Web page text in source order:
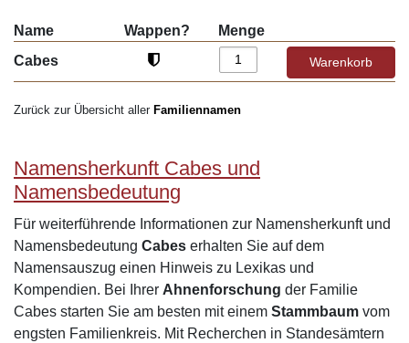
Name Wappen?
Menge
Cabes
Zurück zur Übersicht aller Familiennamen
Namensherkunft Cabes und
Namensbedeutung
Für weiterführende Informationen zur Namensherkunft und
Namensbedeutung Cabes erhalten Sie auf dem
Namensauszug einen Hinweis zu Lexikas und
Kompendien. Bei Ihrer Ahnenforschung der Familie
Cabes starten Sie am besten mit einem Stammbaum vom
engsten Familienkreis. Mit Recherchen in Standesämtern